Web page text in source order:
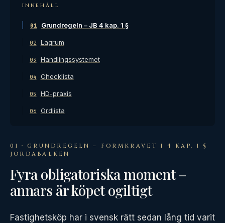
INNEHÅLL
01 Grundregeln – JB 4 kap. 1 §
02 Lagrum
03 Handlingssystemet
04 Checklista
05 HD-praxis
06 Ordlista
01 · GRUNDREGELN – FORMKRAVET I 4 KAP. 1 §
JORDABALKEN
Fyra obligatoriska moment –
annars är köpet ogiltigt
Fastighetsköp har i svensk rätt sedan lång tid varit